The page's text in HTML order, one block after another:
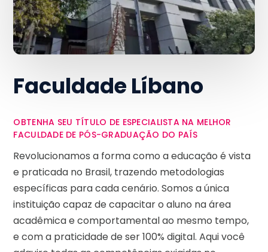
Faculdade Líbano
OBTENHA SEU TÍTULO DE ESPECIALISTA NA MELHOR
FACULDADE DE PÓS-GRADUAÇÃO DO PAÍS
Revolucionamos a forma como a educação é vista
e praticada no Brasil, trazendo metodologias
específicas para cada cenário. Somos a única
instituição capaz de capacitar o aluno na área
acadêmica e comportamental ao mesmo tempo,
e com a praticidade de ser 100% digital. Aqui você